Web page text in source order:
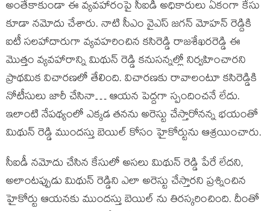
అంతేకాకుండా ఈ వ్యవహారంపై సీఐడీ అధికారులు ఏకంగా కేసు
కూడా నమోదు చేశారు. నాటి సీఎం వైఎస్ జగన్ మోహన్ రెడ్దికి
ఐటీ సలహాదారుగా వ్యవహరించిన కసిరెడ్డి రాజశేఖరరెడ్డి ఈ
మొత్తం వ్యవహారాన్ని మిథున్ రెడ్డి కనుసన్నల్లో నిర్వహించారని
ప్రాథమిక విచారణలో తేలింది. విచారణకు రావాలంటూ కసిరెడ్డికి
నోటీసులు జారీ చేసినా… ఆయన పెద్దగా స్పందించనే లేదు.
ఇలాంటి నేపథ్యంలో ఎక్కడ తనను అరెస్టు చేస్తారోనన్న భయంతో
మిథున్ రెడ్డి ముందస్తు బెయిల్ కోసం హైకోర్టును ఆశ్రయించారు.
సీఐడీ నమోదు చేసిన కేసులో అసలు మిథున్ రెడ్డి పేరే లేదని,
అలాంటప్పుడు మిథున్ రెడ్డిని ఎలా అరెస్టు చేస్తారని ప్రశ్నించిన
హైకోర్టు ఆయనకు ముందస్తు బెయిల్ ను తిరస్కరించింది. దీంతో